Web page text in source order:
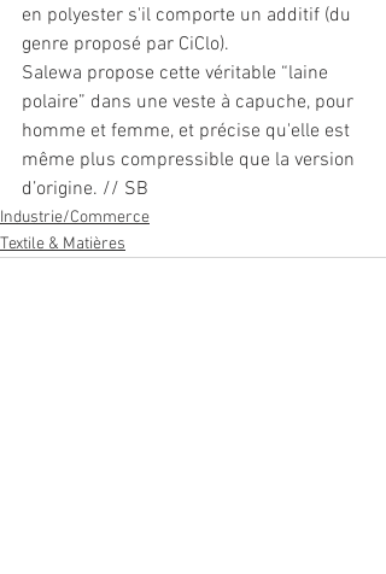
en polyester s'il comporte un additif (du
genre proposé par CiClo).
Salewa propose cette véritable “laine
polaire” dans une veste à capuche, pour
homme et femme, et précise qu'elle est
même plus compressible que la version
d’origine. // SB
Industrie/Commerce
Textile & Matières